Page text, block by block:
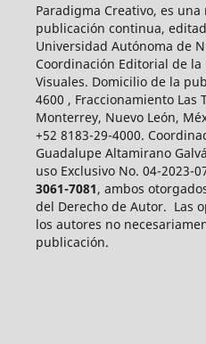
Paradigma Creativo, es
publicación continua,
Universidad Autónoma de
Coordinación Editorial de la
Visuales. Domicilio de la
4600 , Fraccionamiento Las
Monterrey, Nuevo León,
+52 8183-29-4000.
Guadalupe Altamirano
uso Exclusivo No. 04-2023-
3061-7081, ambos
del Derecho de Autor. Las
los autores no
publicación.